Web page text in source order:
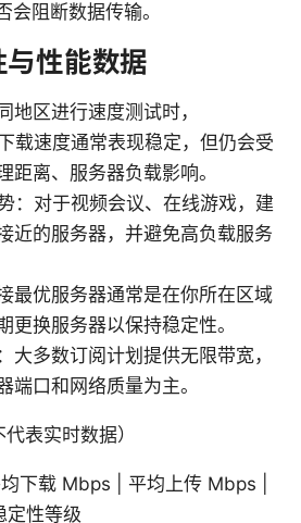
会阻断数据传输。
性能数据
地区进行速度测试时，
载速度通常表现稳定，但仍会受
距离、服务器负载影响。
：对于视频会议、在线游戏，建
近的服务器，并避免高负载服务
最优服务器通常是在你所在区域
更换服务器以保持稳定性。
大多数订阅计划提供无限带宽，
端口和网络质量为主。
表实时数据）
下载 Mbps | 平均上传 Mbps |
定性等级